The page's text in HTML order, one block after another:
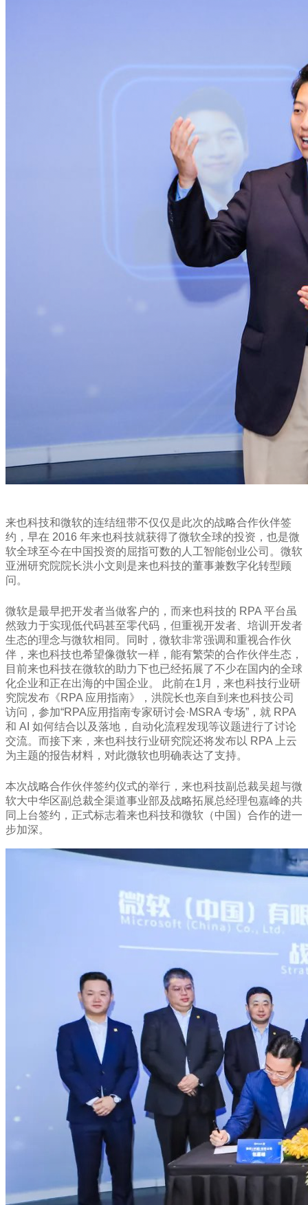
来也科技和微软的连结纽带不仅仅是此次的战略合作伙伴签
约，早在 2016 年来也科技就获得了微软全球的投资，也是微
软全球至今在中国投资的屈指可数的人工智能创业公司。微软
亚洲研究院院长洪小文则是来也科技的董事兼数字化转型顾
问。
微软是最早把开发者当做客户的，而来也科技的 RPA 平台虽
然致力于实现低代码甚至零代码，但重视开发者、培训开发者
生态的理念与微软相同。同时，微软非常强调和重视合作伙
伴，来也科技也希望像微软一样，能有繁荣的合作伙伴生态，
目前来也科技在微软的助力下也已经拓展了不少在国内的全球
化企业和正在出海的中国企业。 此前在1月，来也科技行业研
究院发布《RPA 应用指南》，洪院长也亲自到来也科技公司
访问，参加“RPA应用指南专家研讨会·MSRA 专场”，就 RPA
和 AI 如何结合以及落地，自动化流程发现等议题进行了讨论
交流。而接下来，来也科技行业研究院还将发布以 RPA 上云
为主题的报告材料，对此微软也明确表达了支持。
本次战略合作伙伴签约仪式的举行，来也科技副总裁吴超与微
软大中华区副总裁全渠道事业部及战略拓展总经理包嘉峰的共
同上台签约，正式标志着来也科技和微软（中国）合作的进一
步加深。